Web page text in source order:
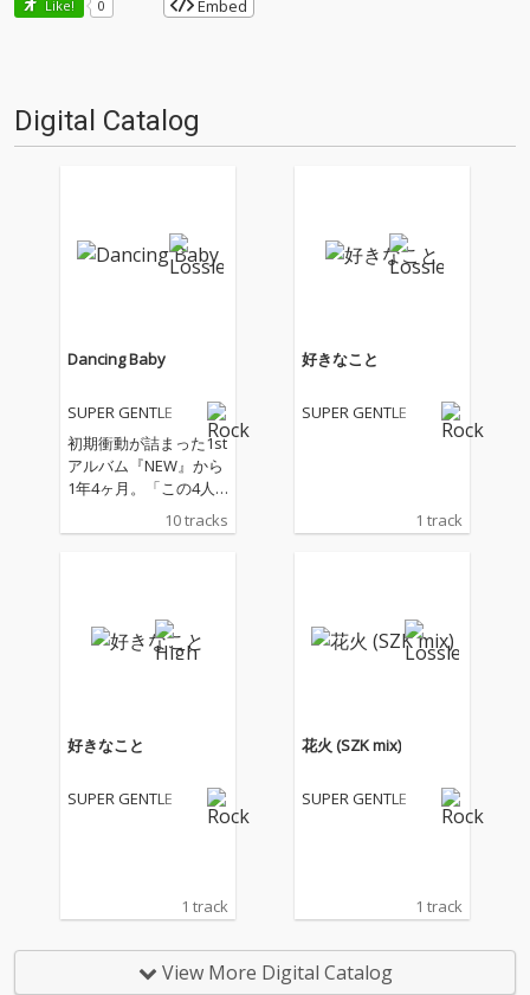
Like! 0 Embed
Digital Catalog
Dancing Baby
SUPER GENTLE
初期衝動が詰まった1st
アルバム『NEW』から
1年4ヶ月。「この4人
る」という確信のも
強度が格段に高まった
待望のニューアルバム
ビー』を筆頭に、Dr.S
ZKの手腕が冴え渡るオ
プチューン『花火(SZK
mix)』、二人のソング
うた』(Key.大山りょう
録。前作同様、様々な
10 tracks
好きなこと
SUPER GENTLE
1 track
好きなこと
SUPER GENTLE
1 track
花火 (SZK mix)
SUPER GENTLE
1 track
View More Digital Catalog